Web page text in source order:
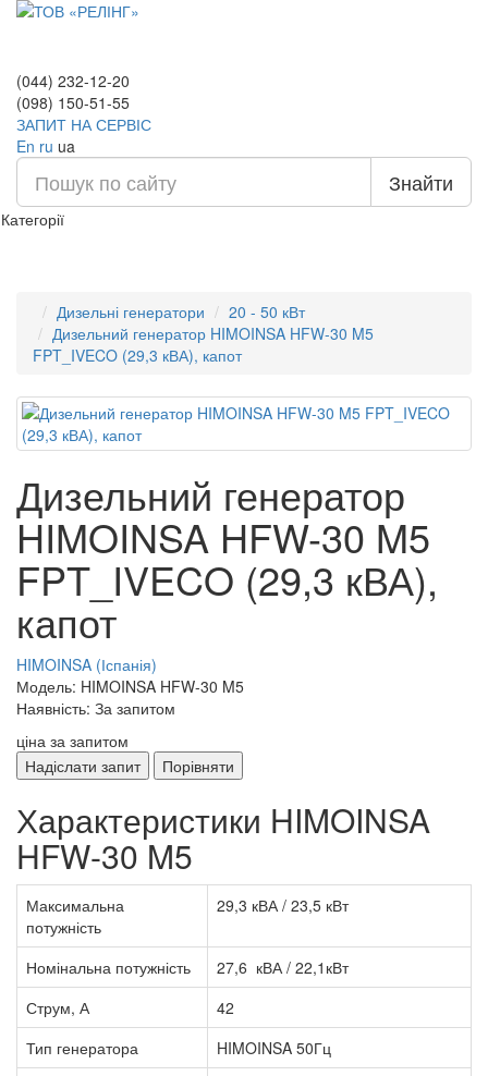
(044) 232-12-20
(098) 150-51-55
ЗАПИТ НА СЕРВІС
En ru ua
Знайти
Категорії
Дизельні генератори
20 - 50 кВт
Дизельний генератор HIMOINSA HFW-30 M5
FPT_IVECO (29,3 кВА), капот
Дизельний генератор
HIMOINSA HFW-30 M5
FPT_IVECO (29,3 кВА),
капот
HIMOINSA (Іспанія)
Модель: HIMOINSA HFW-30 M5
Наявність: За запитом
ціна за запитом
Надіслати запит
Порівняти
Характеристики HIMOINSA
HFW-30 M5
Максимальна
потужність
29,3 кВА / 23,5 кВт
Номінальна потужність
27,6 кВА / 22,1кВт
Струм, А
42
Тип генератора
HIMOINSA 50Гц